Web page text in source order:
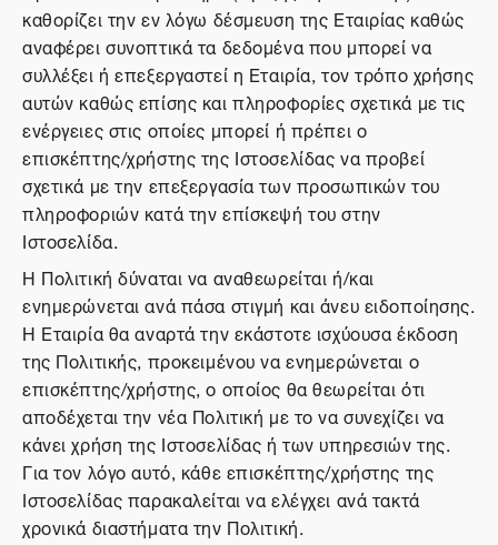
καθορίζει την εν λόγω δέσμευση της Εταιρίας καθώς
αναφέρει συνοπτικά τα δεδομένα που μπορεί να
συλλέξει ή επεξεργαστεί η Εταιρία, τον τρόπο χρήσης
αυτών καθώς επίσης και πληροφορίες σχετικά με τις
ενέργειες στις οποίες μπορεί ή πρέπει ο
επισκέπτης/χρήστης της Ιστοσελίδας να προβεί
σχετικά με την επεξεργασία των προσωπικών του
πληροφοριών κατά την επίσκεψή του στην
Ιστοσελίδα.
Η Πολιτική δύναται να αναθεωρείται ή/και
ενημερώνεται ανά πάσα στιγμή και άνευ ειδοποίησης.
Η Εταιρία θα αναρτά την εκάστοτε ισχύουσα έκδοση
της Πολιτικής, προκειμένου να ενημερώνεται ο
επισκέπτης/χρήστης, ο οποίος θα θεωρείται ότι
αποδέχεται την νέα Πολιτική με το να συνεχίζει να
κάνει χρήση της Ιστοσελίδας ή των υπηρεσιών της.
Για τον λόγο αυτό, κάθε επισκέπτης/χρήστης της
Ιστοσελίδας παρακαλείται να ελέγχει ανά τακτά
χρονικά διαστήματα την Πολιτική.